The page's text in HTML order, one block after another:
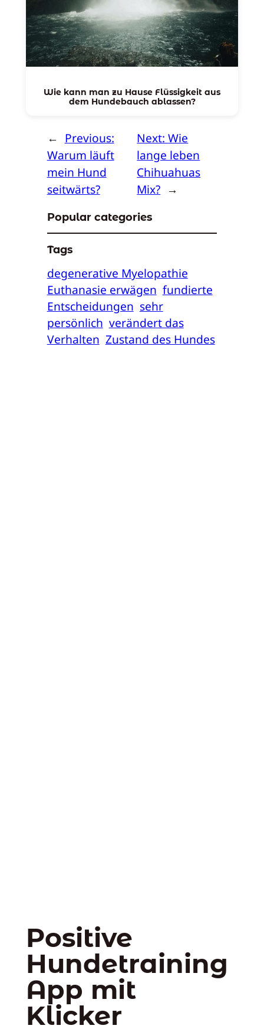
Wie kann man zu Hause Flüssigkeit aus
dem Hundebauch ablassen?
← Previous:
Warum läuft
mein Hund
seitwärts?
Next:Wie
lange leben
Chihuahuas
Mix? →
Popular categories
Tags
degenerative Myelopathie
Euthanasie erwägen fundierte
Entscheidungen sehr
persönlich verändert das
Verhalten Zustand des Hundes
Positive
Hundetraining
App mit
Klicker